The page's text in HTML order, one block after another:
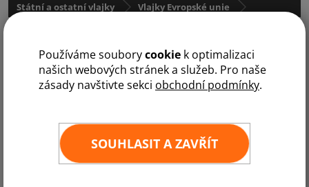
Používáme souborycookie k optimalizaci
našich webových stránek a služeb. Pro naše
zásady navštivte sekci obchodní podmínky.
SOUHLASIT A ZAVŘÍT
Státní a ostatní vlajky Vlajky Evropské unie